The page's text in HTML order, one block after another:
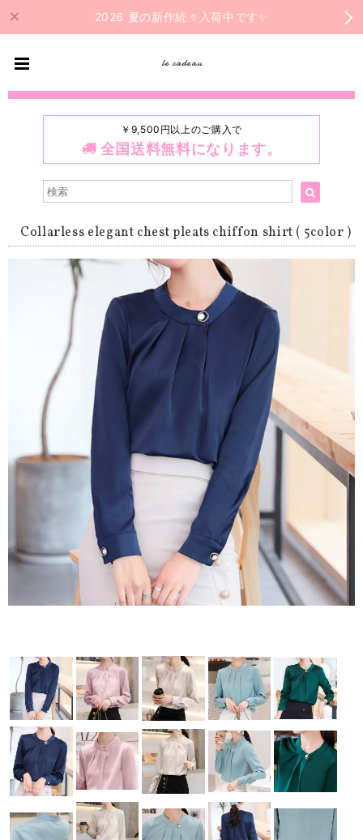
2026 夏の新作続々入荷中です✨
le cadeau
￥9,500円以上のご購入で
全国送料無料になります。
Collarless elegant chest pleats chiffon shirt ( 5color )